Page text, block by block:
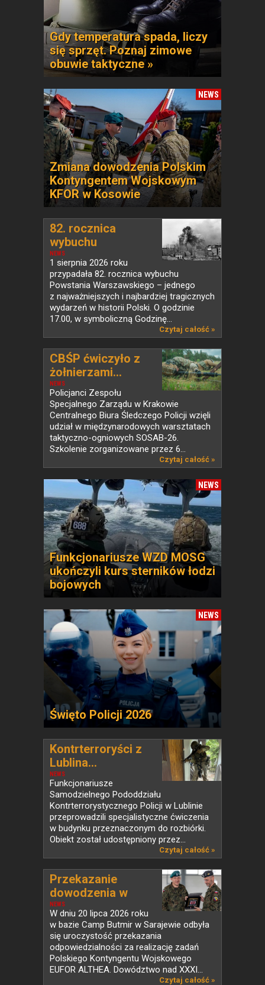
Gdy temperatura spada, liczy
się sprzęt. Poznaj zimowe
obuwie taktyczne »
NEWS
Zmiana dowodzenia Polskim
Kontyngentem Wojskowym
KFOR w Kosowie
NEWS
82. rocznica
wybuchu
Powstania...
1 sierpnia 2026 roku
przypadała 82. rocznica wybuchu
Powstania Warszawskiego – jednego
z najważniejszych i najbardziej tragicznych
wydarzeń w historii Polski. O godzinie
17.00, w symboliczną Godzinę...
Czytaj całość »
NEWS
CBŚP ćwiczyło z
żołnierzami...
Policjanci Zespołu
Specjalnego Zarządu w Krakowie
Centralnego Biura Śledczego Policji wzięli
udział w międzynarodowych warsztatach
taktyczno-ogniowych SOSAB-26.
Szkolenie zorganizowane przez 6...
Czytaj całość »
NEWS
Funkcjonariusze WZD MOSG
ukończyli kurs sterników łodzi
bojowych
NEWS
Święto Policji 2026
NEWS
Kontrterroryści z
Lublina...
Funkcjonariusze
Samodzielnego Pododdziału
Kontrterrorystycznego Policji w Lublinie
przeprowadzili specjalistyczne ćwiczenia
w budynku przeznaczonym do rozbiórki.
Obiekt został udostępniony przez...
Czytaj całość »
NEWS
Przekazanie
dowodzenia w
PKW...
W dniu 20 lipca 2026 roku
w bazie Camp Butmir w Sarajewie odbyła
się uroczystość przekazania
odpowiedzialności za realizację zadań
Polskiego Kontyngentu Wojskowego
EUFOR ALTHEA. Dowództwo nad XXXI...
Czytaj całość »